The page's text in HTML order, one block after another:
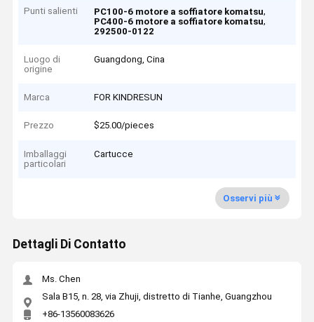
Punti salienti PC100-6 motore a soffiatore komatsu,
PC400-6 motore a soffiatore komatsu,
292500-0122
Luogo di
origine
Guangdong, Cina
Marca FOR KINDRESUN
Prezzo $25.00/pieces
Imballaggi
particolari
Cartucce
Osservi più
Dettagli Di Contatto
Ms. Chen
Sala B15, n. 28, via Zhuji, distretto di Tianhe, Guangzhou
+86-13560083626